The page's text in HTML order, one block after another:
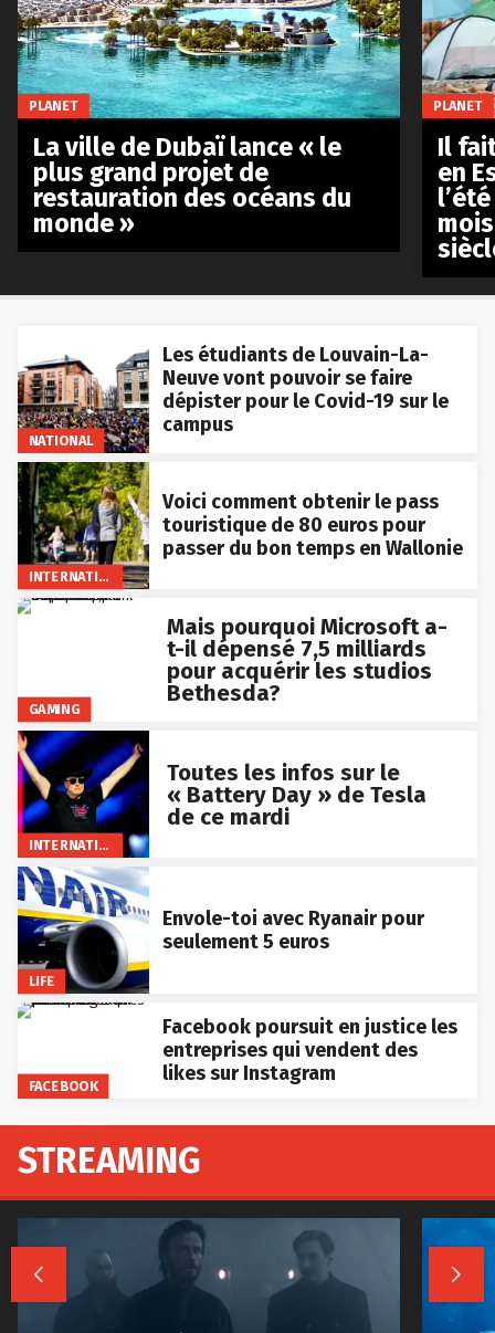
NATIONAL
Les étudiants de Louvain-La-
Neuve vont pouvoir se faire
dépister pour le Covid-19 sur le
campus
INTERNATIONAL
Voici comment obtenir le pass
touristique de 80 euros pour
passer du bon temps en Wallonie
GAMING
Mais pourquoi Microsoft a-
t-il dépensé 7,5 milliards
pour acquérir les studios
Bethesda?
INTERNATIONAL
Toutes les infos sur le
« Battery Day » de Tesla
de ce mardi
LIFE
Envole-toi avec Ryanair pour
seulement 5 euros
FACEBOOK
Facebook poursuit en justice les
entreprises qui vendent des
likes sur Instagram
PLANET
La ville de Dubaï lance « le
plus grand projet de
restauration des océans du
monde »
PLANET
Il
en
STREAMING
 